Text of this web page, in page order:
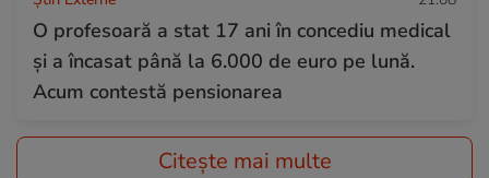
O profesoară a stat 17 ani în concediu medical
și a încasat până la 6.000 de euro pe lună.
Acum contestă pensionarea
Citește mai multe